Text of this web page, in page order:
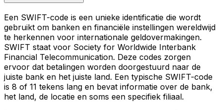
Een SWIFT-code is een unieke identificatie die wordt
gebruikt om banken en financiële instellingen wereldwijd
te herkennen voor internationale geldovermakingen.
SWIFT staat voor Society for Worldwide Interbank
Financial Telecommunication. Deze codes zorgen
ervoor dat betalingen worden doorgestuurd naar de
juiste bank en het juiste land. Een typische SWIFT-code
is 8 of 11 tekens lang en bevat informatie over de bank,
het land, de locatie en soms een specifiek filiaal.